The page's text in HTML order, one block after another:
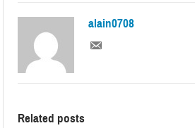
alain0708
Related posts